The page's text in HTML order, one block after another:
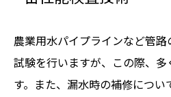
農業用水パイプラインなど管
試験を行いますが、この際、
す。また、漏水時の補修につ